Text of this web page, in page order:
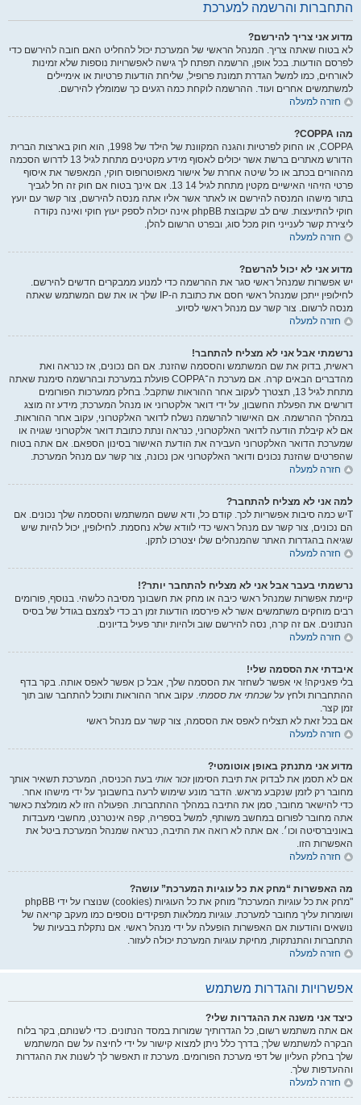
התחברות והרשמה למערכת
מדוע אני צריך להירשם?
לא בטוח שאתה צריך. המנהל הראשי של המערכת יכול להחליט האם חובה להירשם כדי
לפרסם הודעות. בכל אופן, הרשמה תפתח לך גישה לאפשרויות נוספות שלא זמינות
לאורחים, כמו למשל הגדרת תמונת פרופיל, שליחת הודעות פרטיות או אימיילים
למשתמשים אחרים ועוד. ההרשמה לוקחת כמה רגעים כך שמומלץ להירשם.
חזרה למעלה
מהו COPPA?
COPPA, או החוק לפרטיות והגנה המקוונת של הילד של 1998, הוא חוק בארצות הברית
הדורש מאתרים ברשת אשר יכולים לאסוף מידע מקטינים מתחת לגיל 13 לדרוש הסכמה
מההורים בכתב או כל שיטה אחרת של אישור מאפוטרופוס חוקי, המאפשר את איסוף
פרטי הזיהוי האישיים מקטין מתחת לגיל 14 13. אם אינך בטוח אם חוק זה חל לגביך
בתור מישהו המנסה להירשם או לאתר אשר אליו אתה מנסה להירשם, צור קשר עם יועץ
חוקי להתיעצות. שים לב שקבוצת phpBB אינה יכולה לספק יעוץ חוקי ואינה נקודה
ליצירת קשר לענייני חוק מכל סוג, ובפרט הרשום להלן.
חזרה למעלה
מדוע אני לא יכול להרשם?
יש אפשרות שמנהל ראשי סגר את ההרשמה כדי למנוע ממבקרים חדשים להירשם.
לחילופין ייתכן שמנהל ראשי חסם את כתובת ה-IP שלך או את שם המשתמש שאתה
מנסה לרשום. צור קשר עם מנהל ראשי לסיוע.
חזרה למעלה
נרשמתי אבל אני לא מצליח להתחבר!
ראשית, בדוק את שם המשתמש והססמה שהזנת. אם הם נכונים, אז כנראה ואת
מהדברים הבאים קרה. אם מערכת ה־COPPA פועלת במערכת ובהרשמה סימנת שאתה
מתחת לגיל 13, תצטרך לעקוב אחר ההוראות שתקבל. בחלק ממערכות הפורומים
דורשים את הפעלת החשבון, על ידי דואר אלקטרוני או מנהל המערכת; מידע זה מוצג
במהלך ההרשמה. אם האישור להרשמה נשלח לדואר האלקטרוני, עקוב אחר ההוראות.
אם לא קיבלת הודעה לדואר האלקטרוני, כנראה ונתת כתובת דואר אלקטרוני שגויה או
שמערכת הדואר האלקטרוני העבירה את הודעת האישור בסינון הספאם. אם אתה בטוח
שהפרטים שהזנת נכונים ודואר האלקטרוני אכן נכונה, צור קשר עם מנהל המערכת.
חזרה למעלה
למה אני לא מצליח להתחבר?
Tיש כמה סיבות אפשריות לכך. קודם כל, ודא ששם המשתמש והססמה שלך נכונים. אם
הם נכונים, צור קשר עם מנהל ראשי כדי לוודא שלא נחסמת. לחילופין, יכול להיות שיש
שגיאה בהגדרות האתר שהמנהלים שלו יצטרכו לתקן.
חזרה למעלה
נרשמתי בעבר אבל אני לא מצליח להתחבר יותר?!
קיימת אפשרות שמנהל ראשי כיבה או מחק את חשבונך מסיבה כלשהי. בנוסף, פורומים
רבים מוחקים משתמשים אשר לא פירסמו הודעות זמן רב כדי לצמצם בגודל של בסיס
הנתונים. אם זה קרה, נסה להירשם שוב ולהיות יותר פעיל בדיונים.
חזרה למעלה
איבדתי את הססמה שלי!
בלי פאניקה! אי אפשר לשחזר את הססמה שלך, אבל כן אפשר לאפס אותה. בקר בדף
ההתחברות ולחץ על שכחתי את ססמתי. עקוב אחר ההוראות ותוכל להתחבר שוב תוך
זמן קצר.
אם בכל זאת לא תצליח לאפס את הססמה, צור קשר עם מנהל ראשי
חזרה למעלה
מדוע אני מתנתק באופן אוטומטי?
אם לא תסמן את לבדוק את תיבת הסימוןזכור אותי בעת הכניסה, המערכת תשאיר אותך
מחובר רק לזמן שנקבע מראש. הדבר מונע שימוש לרעה בחשבונך על ידי מישהו אחר.
כדי להישאר מחובר, סמן את התיבה במהלך ההתחברות. הפעולה הזו לא מומלצת כאשר
אתה מחובר לפורום במחשב משותף, למשל בספריה, קפה אינטרנט, מחשבי מעבדות
באוניברסיטה וכו׳. אם אתה לא רואה את התיבה, כנראה שמנהל המערכת ביטל את
האפשרות הזו.
חזרה למעלה
מה האפשרות “מחק את כל עוגיות המערכת” עושה?
"מחק את כל עוגיות המערכת" מוחק את כל העוגיות (cookies) שנוצרו על ידי phpBB
ושומרות עליך מחובר למערכת. עוגיות ממלאות תפקידים נוספים כמו מעקב קריאה של
נושאים והודעות אם האפשרות הופעלה על ידי מנהל ראשי. אם נתקלת בבעיות של
התחברות והתנתקות, מחיקת עוגיות המערכת יכולה לעזור.
חזרה למעלה
אפשרויות והגדרות משתמש
כיצד אני משנה את ההגדרות שלי?
אם אתה משתמש רשום, כל הגדרותיך שמורות במסד הנתונים. כדי לשנותם, בקר בלוח
הבקרה למשתמש שלך; בדרך כלל ניתן למצוא קישור על ידי לחיצה על שם המשתמש
שלך בחלק העליון של דפי מערכת הפורומים. מערכת זו תאפשר לך לשנות את ההגדרות
וההעדפות שלך.
חזרה למעלה